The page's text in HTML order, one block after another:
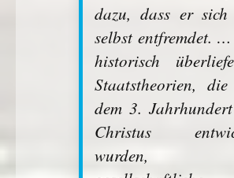
dazu, dass er sich
selbst entfremdet.
historisch
Staatstheorien,
dem 3.
Christus
wurden,